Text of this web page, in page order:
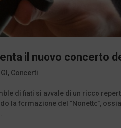
il nuovo concerto
, Concerti
di fiati si avvale di un ricco
la formazione del “Nonetto”,